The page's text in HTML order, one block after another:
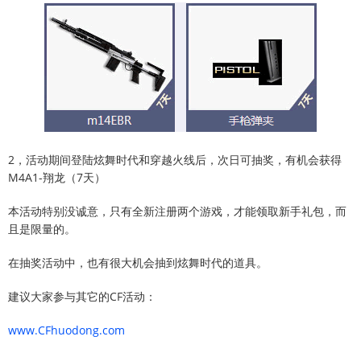
2，活动期间登陆炫舞时代和穿越火线后，次日可抽奖，有机会获得
M4A1-翔龙（7天）
本活动特别没诚意，只有全新注册两个游戏，才能领取新手礼包，而
且是限量的。
在抽奖活动中，也有很大机会抽到炫舞时代的道具。
建议大家参与其它的CF活动：
www.CFhuodong.com